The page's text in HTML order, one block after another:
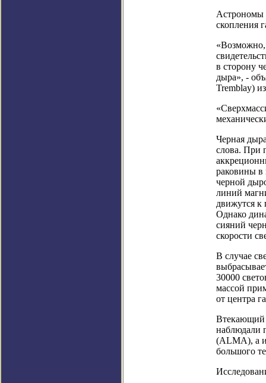
Астрономы
скопления
«Возможно,
в сторону
дыра», -
Tremblay)
Черная
слова. При
раковины в
черной
линий
движутся
Однако
сияний
скорости
В случае
30000
массой
от центра
Втекающий
наблюдали
(ALMA), а
большого